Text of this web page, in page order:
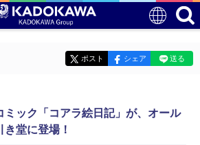
ポスト シェア 送る
ミック「コアラ絵日記」が、オール
堂に登場！